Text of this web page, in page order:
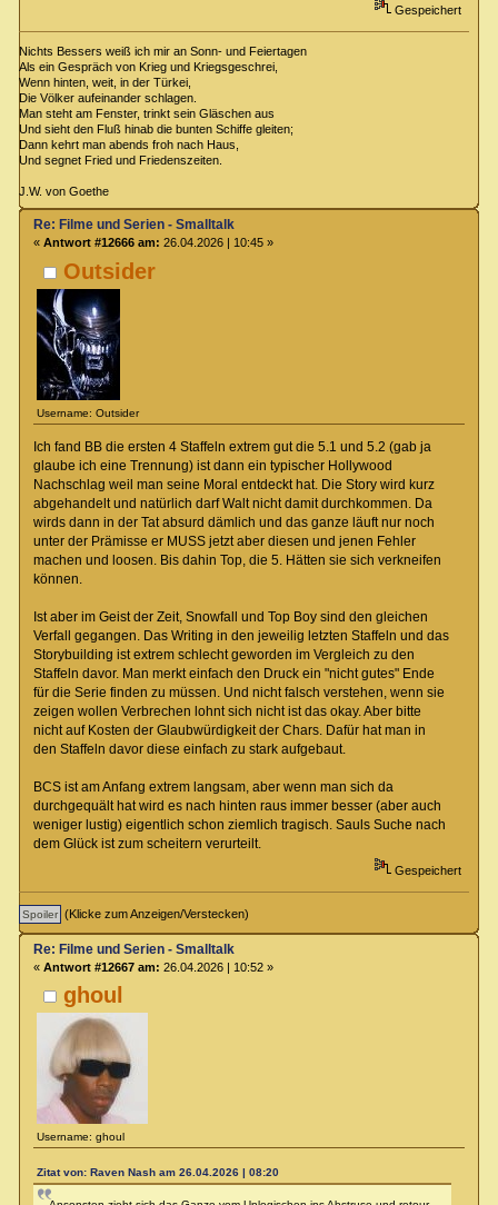
Gespeichert
Nichts Bessers weiß ich mir an Sonn- und Feiertagen
Als ein Gespräch von Krieg und Kriegsgeschrei,
Wenn hinten, weit, in der Türkei,
Die Völker aufeinander schlagen.
Man steht am Fenster, trinkt sein Gläschen aus
Und sieht den Fluß hinab die bunten Schiffe gleiten;
Dann kehrt man abends froh nach Haus,
Und segnet Fried und Friedenszeiten.
J.W. von Goethe
Outsider
Username: Outsider
Re: Filme und Serien - Smalltalk
« Antwort #12666 am: 26.04.2026 | 10:45 »
Ich fand BB die ersten 4 Staffeln extrem gut die 5.1 und 5.2 (gab ja
glaube ich eine Trennung) ist dann ein typischer Hollywood
Nachschlag weil man seine Moral entdeckt hat. Die Story wird kurz
abgehandelt und natürlich darf Walt nicht damit durchkommen. Da
wirds dann in der Tat absurd dämlich und das ganze läuft nur noch
unter der Prämisse er MUSS jetzt aber diesen und jenen Fehler
machen und loosen. Bis dahin Top, die 5. Hätten sie sich verkneifen
können.
Ist aber im Geist der Zeit, Snowfall und Top Boy sind den gleichen
Verfall gegangen. Das Writing in den jeweilig letzten Staffeln und das
Storybuilding ist extrem schlecht geworden im Vergleich zu den
Staffeln davor. Man merkt einfach den Druck ein "nicht gutes" Ende
für die Serie finden zu müssen. Und nicht falsch verstehen, wenn sie
zeigen wollen Verbrechen lohnt sich nicht ist das okay. Aber bitte
nicht auf Kosten der Glaubwürdigkeit der Chars. Dafür hat man in
den Staffeln davor diese einfach zu stark aufgebaut.
BCS ist am Anfang extrem langsam, aber wenn man sich da
durchgequält hat wird es nach hinten raus immer besser (aber auch
weniger lustig) eigentlich schon ziemlich tragisch. Sauls Suche nach
dem Glück ist zum scheitern verurteilt.
Gespeichert
(Klicke zum Anzeigen/Verstecken)
ghoul
Username: ghoul
Re: Filme und Serien - Smalltalk
« Antwort #12667 am: 26.04.2026 | 10:52 »
Zitat von: Raven Nash am 26.04.2026 | 08:20